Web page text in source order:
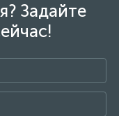
Задайте